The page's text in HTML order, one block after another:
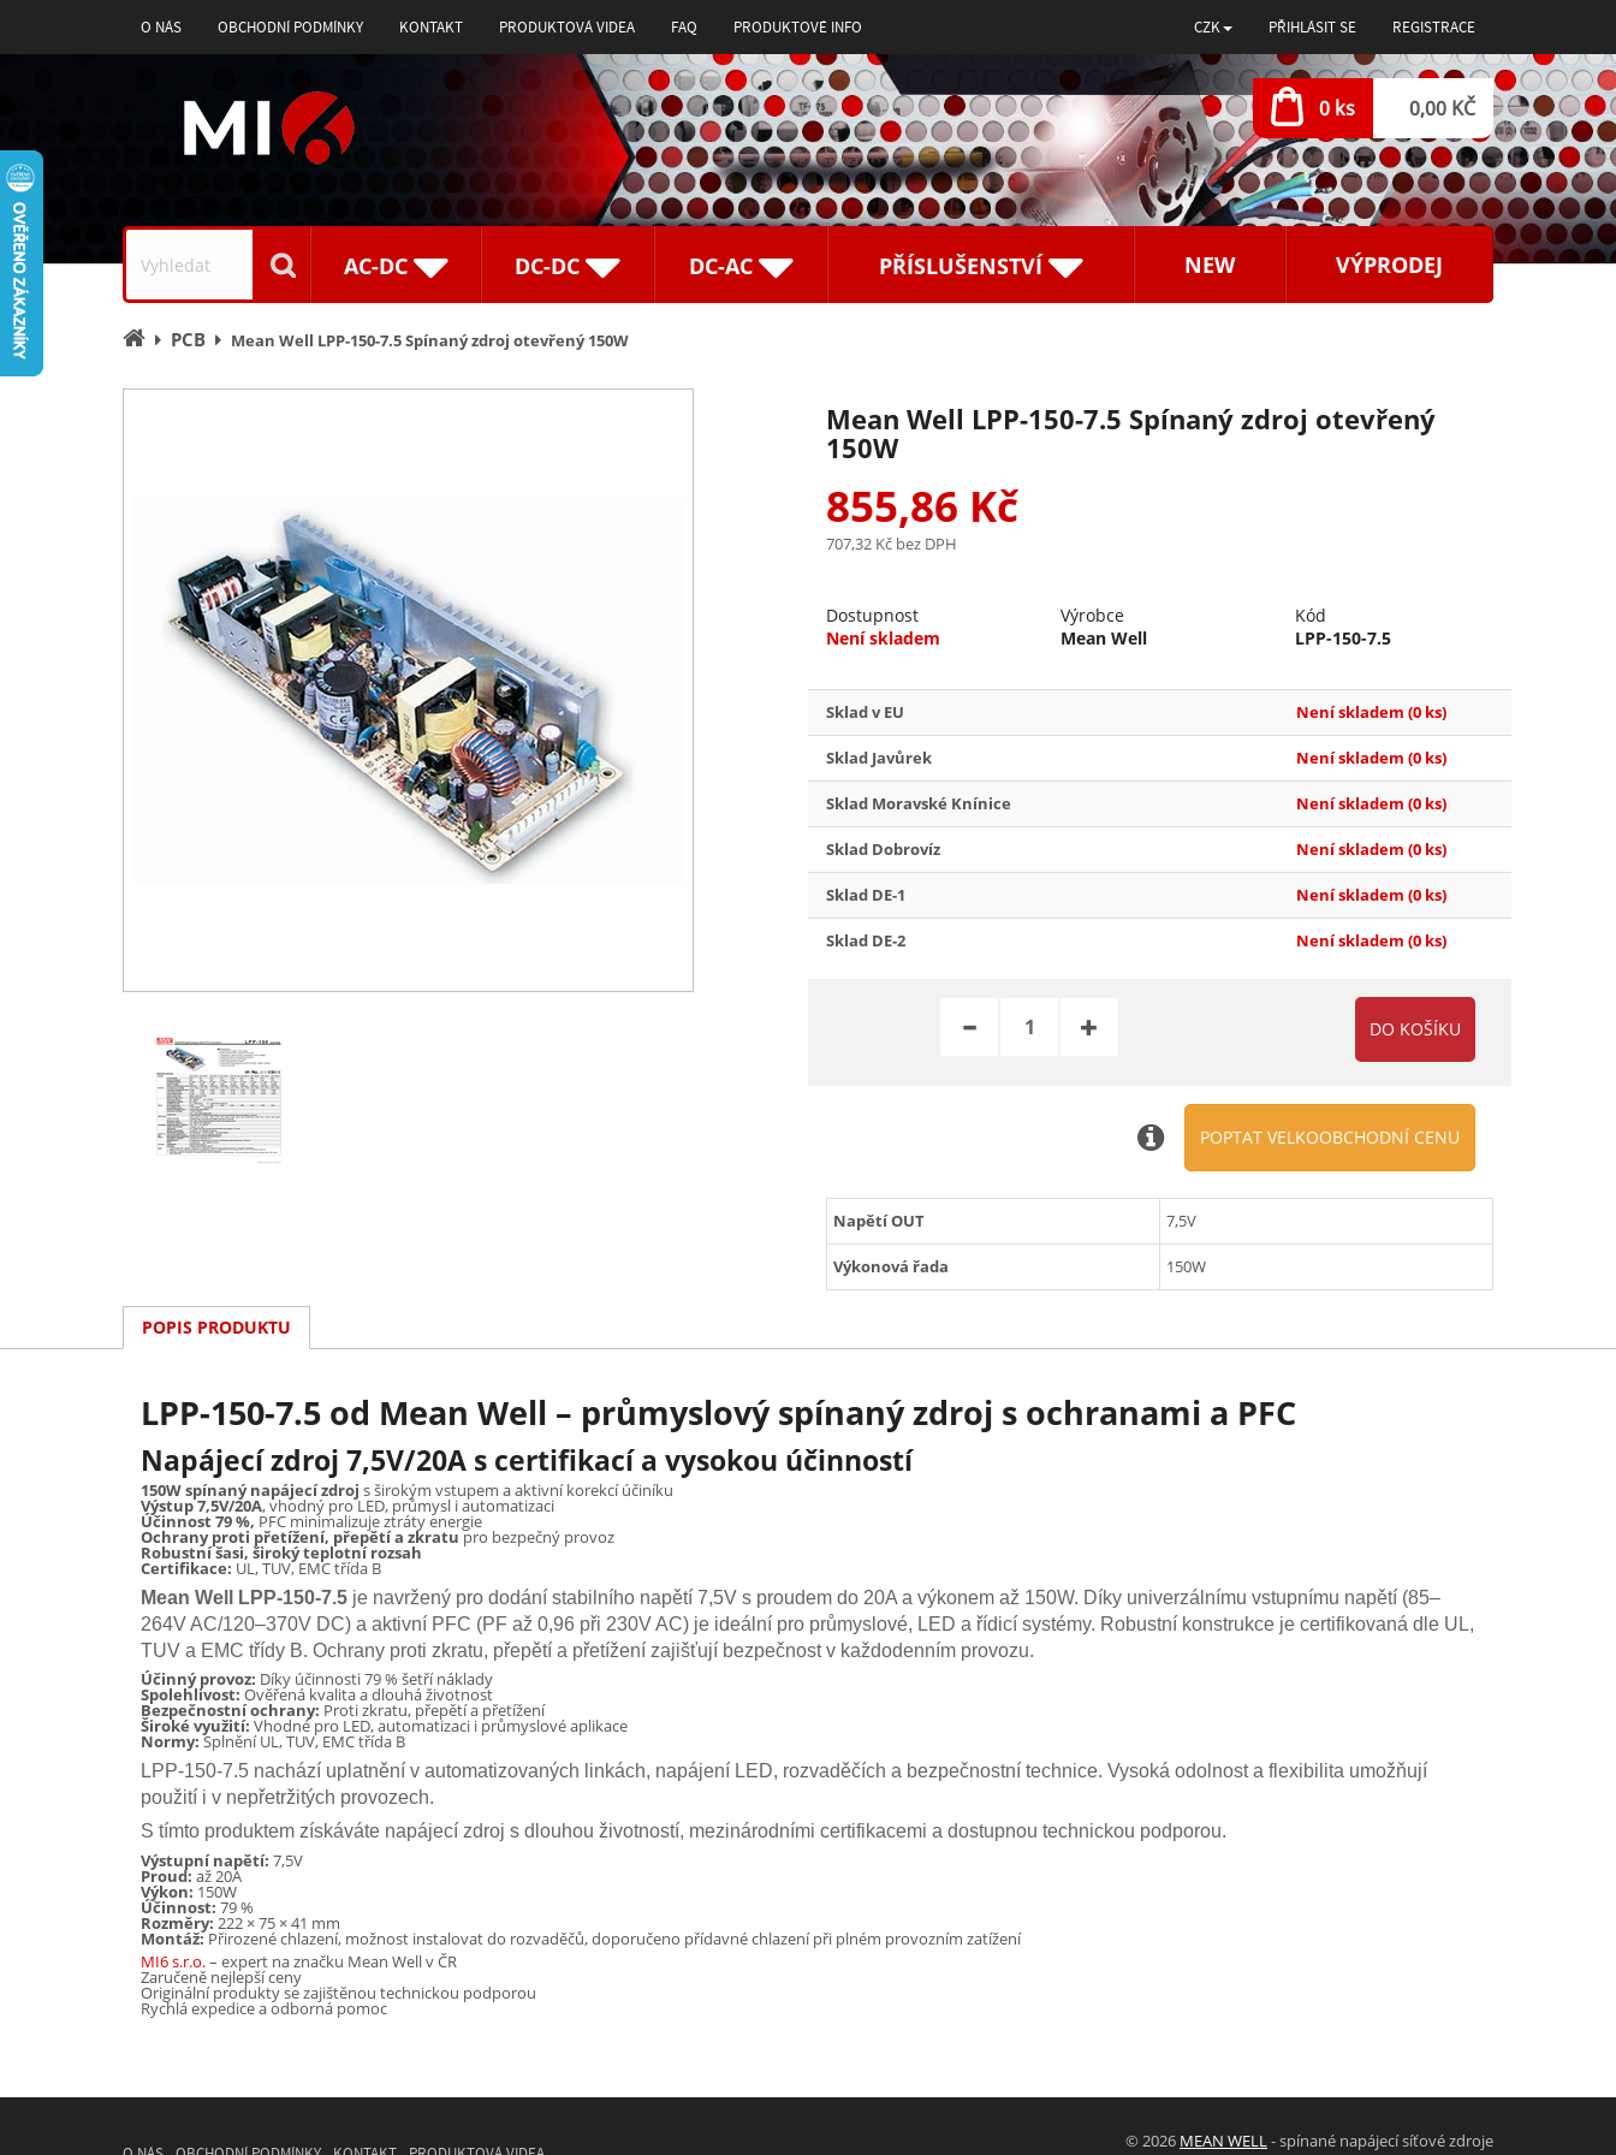
O NÁS OBCHODNÍ PODMÍNKY KONTAKT PRODUKTOVÁ VIDEA FAQ PRODUKTOVÉ INFO CZK PŘIHLÁSIT SE REGISTRACE
0 ks 0,00 KČ
Vyhledávání
AC-DC DC-DC DC-AC PŘÍSLUŠENSTVÍ NEW VÝPRODEJ
Úvodní
PCB Mean Well LPP-150-7.5 Spínaný zdroj otevřený 150W
Mean Well LPP-150-7.5 Spínaný zdroj otevřený
150W
855,86 Kč
707,32 Kč bez DPH
Dostupnost
Není skladem
Výrobce
Mean Well
Kód
LPP-150-7.5
Sklad v EU Není skladem (0 ks)
Sklad Javůrek Není skladem (0 ks)
Sklad Moravské Knínice Není skladem (0 ks)
Sklad Dobrovíz Není skladem (0 ks)
Sklad DE-1 Není skladem (0 ks)
Sklad DE-2 Není skladem (0 ks)
POPTAT VELKOOBCHODNÍ CENU
Napětí OUT 7,5V
Výkonová řada 150W
POPIS PRODUKTU
LPP-150-7.5 od Mean Well – průmyslový spínaný zdroj s ochranami a PFC
Napájecí zdroj 7,5V/20A s certifikací a vysokou účinností
150W spínaný napájecí zdroj s širokým vstupem a aktivní korekcí účiníku
Výstup 7,5V/20A, vhodný pro LED, průmysl i automatizaci
Účinnost 79 %, PFC minimalizuje ztráty energie
Ochrany proti přetížení, přepětí a zkratupro bezpečný provoz
Robustní šasi, široký teplotní rozsah
Certifikace: UL, TUV, EMC třída B
Mean Well LPP-150-7.5 je navržený pro dodání stabilního napětí 7,5V s proudem do 20A a výkonem až 150W. Díky univerzálnímu vstupnímu napětí (85–
264V AC/120–370V DC) a aktivní PFC (PF až 0,96 při 230V AC) je ideální pro průmyslové, LED a řídicí systémy. Robustní konstrukce je certifikovaná dle UL,
TUV a EMC třídy B. Ochrany proti zkratu, přepětí a přetížení zajišťují bezpečnost v každodenním provozu.
Účinný provoz: Díky účinnosti 79 % šetří náklady
Spolehlivost: Ověřená kvalita a dlouhá životnost
Bezpečnostní ochrany: Proti zkratu, přepětí a přetížení
Široké využití: Vhodné pro LED, automatizaci i průmyslové aplikace
Normy:Splnění UL, TUV, EMC třída B
LPP-150-7.5 nachází uplatnění v automatizovaných linkách, napájení LED, rozvaděčích a bezpečnostní technice. Vysoká odolnost a flexibilita umožňují
použití i v nepřetržitých provozech.
S tímto produktem získáváte napájecí zdroj s dlouhou životností, mezinárodními certifikacemi a dostupnou technickou podporou.
Výstupní napětí: 7,5V
Proud: až 20A
Výkon: 150W
Účinnost: 79 %
Rozměry: 222 × 75 × 41 mm
Montáž:Přirozené chlazení, možnost instalovat do rozvaděčů, doporučeno přídavné chlazení při plném provozním zatížení
MI6 s.r.o.– expert na značku Mean Well v ČR
Zaručeně nejlepší ceny
Originální produkty se zajištěnou technickou podporou
Rychlá expedice a odborná pomoc
© 2026 MEAN WELL - spínané napájecí síťové zdroje